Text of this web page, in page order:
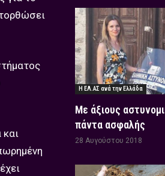
και
Η ΕΛ.ΑΣ ανά την Ελλάδα
Με άξιους
πάντα ασφαλής
28 Αυγούστου 2018